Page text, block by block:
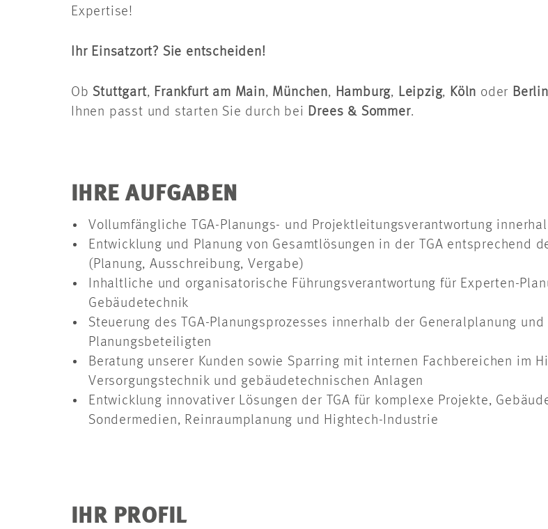
Expertise!
Ihr Einsatzort? Sie entscheiden!
ObStuttgart, Frankfurt am Main, München, Hamburg, Leipzig, Köln oder Berlin
Ihnen passt und starten Sie durch bei Drees & Sommer.
IHRE AUFGABEN
Vollumfängliche TGA-Planungs- und Projektleitungsverantwortung
Entwicklung und Planung von Gesamtlösungen in der TGA entsprechend
(Planung, Ausschreibung, Vergabe)
Inhaltliche und organisatorische Führungsverantwortung für Experten-
Gebäudetechnik
Steuerung des TGA-Planungsprozesses innerhalb der Generalplanung
Planungsbeteiligten
Beratung unserer Kunden sowie Sparring mit internen Fachbereichen im
Versorgungstechnik und gebäudetechnischen Anlagen
Entwicklung innovativer Lösungen der TGA für komplexe Projekte,
Sondermedien, Reinraumplanung und Hightech-Industrie
IHR PROFIL